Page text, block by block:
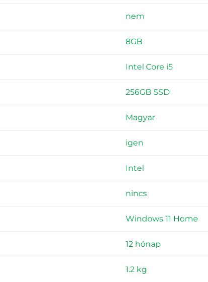
nem
8GB
Intel Core i5
256GB SSD
Magyar
igen
Intel
nincs
Windows 11 Home
12 hónap
1.2 kg